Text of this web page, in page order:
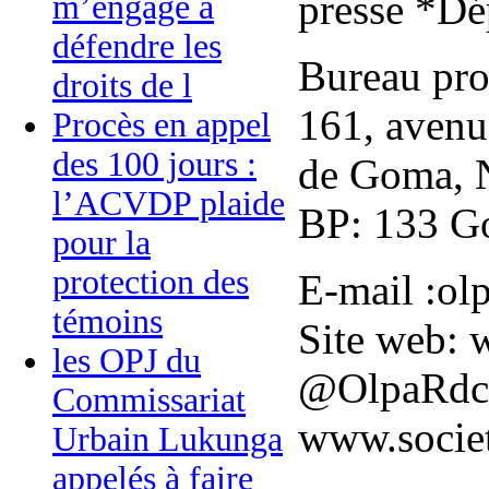
défendre les
droits de l
Procès en appel
des 100 jours :
l’ACVDP plaide
pour la
protection des
témoins
les OPJ du
Commissariat
Urbain Lukunga
appelés à faire
Bureau
161,
de Goma,
BP: 133
E-mail
Site web:
@OlpaRdc